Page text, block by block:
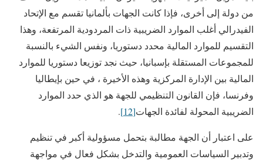
من دولة إلى أخرى، فإذا كانت الجهات بألمانيا تقسم مع الإتحاد
الفيدرالي أغلب الموارد الضريبية ذات المردودية المرتفعة، وهذا
التقسيم للموارد المالية محدد دستوريا، ونفس الشيء بالنسبة
للمجموعات المستقلة بإسبانيا، حيث نجد توزيعا دستوريا للموارد
المالية بين الإدارة المركزية وهذه الأخيرة ، في حين بإيطاليا
وفرنسا، فإن القانون التنظيمي للجهة هو الذي حدد الموارد
الضريبية المحولة لفائدة الجهات[12]
.
على اعتبار أن الجهة مطالبة بتحمل مسؤولية أكبر في تنظيم
وتدبير السياسات العمومية والتدخل بشكل فعال في مواجهة